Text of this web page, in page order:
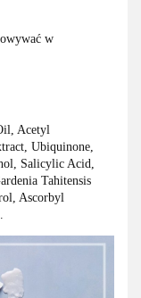
w
Acetyl
Ubiquinone,
Salicylic Acid,
Tahitensis
Ascorbyl